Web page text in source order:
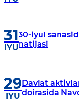
31
IYU
30-iyul
natijasi
29
IYU
Davlat
doirasida